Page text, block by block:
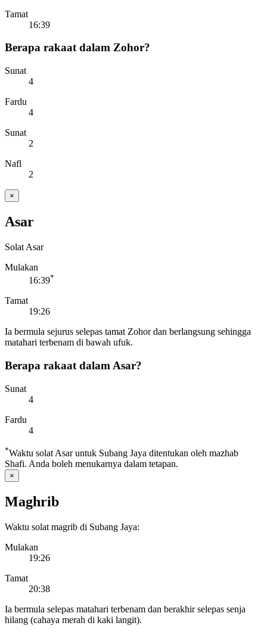
Tamat
16:39
Berapa rakaat dalam Zohor?
Sunat
4
Fardu
4
Sunat
2
Nafl
2
×
Asar
Solat Asar
Mulakan
16:39*
Tamat
19:26
Ia bermula sejurus selepas tamat Zohor dan berlangsung sehingga
matahari terbenam di bawah ufuk.
Berapa rakaat dalam Asar?
Sunat
4
Fardu
4
*Waktu solat Asar untuk Subang Jaya ditentukan oleh mazhab
Shafi. Anda boleh menukarnya dalam tetapan.
×
Maghrib
Waktu solat magrib di Subang Jaya:
Mulakan
19:26
Tamat
20:38
Ia bermula selepas matahari terbenam dan berakhir selepas senja
hilang (cahaya merah di kaki langit).